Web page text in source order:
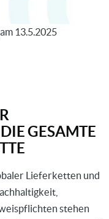
13.5.2025
GESAMTE
Lieferketten und
stehen